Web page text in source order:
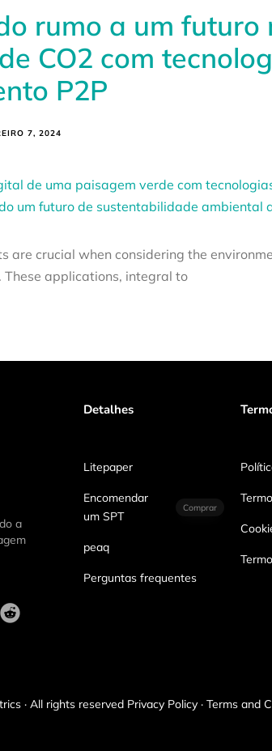
rumo a um futuro
CO2 com
P2P
7, 2024
are crucial when considering the
applications, integral to
a
Detalhes
Litepaper
Encomendar
um SPT
Comprar
peaq
Perguntas frequentes
· All rights reserved Privacy Policy · Terms and